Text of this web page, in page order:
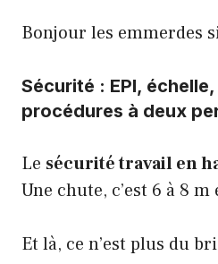
Bonjour les emmerdes
Sécurité : EPI,
procédures à deux
Le sécurité travail en
Une chute, c’est 6 à 8
Et là, ce n’est plus du